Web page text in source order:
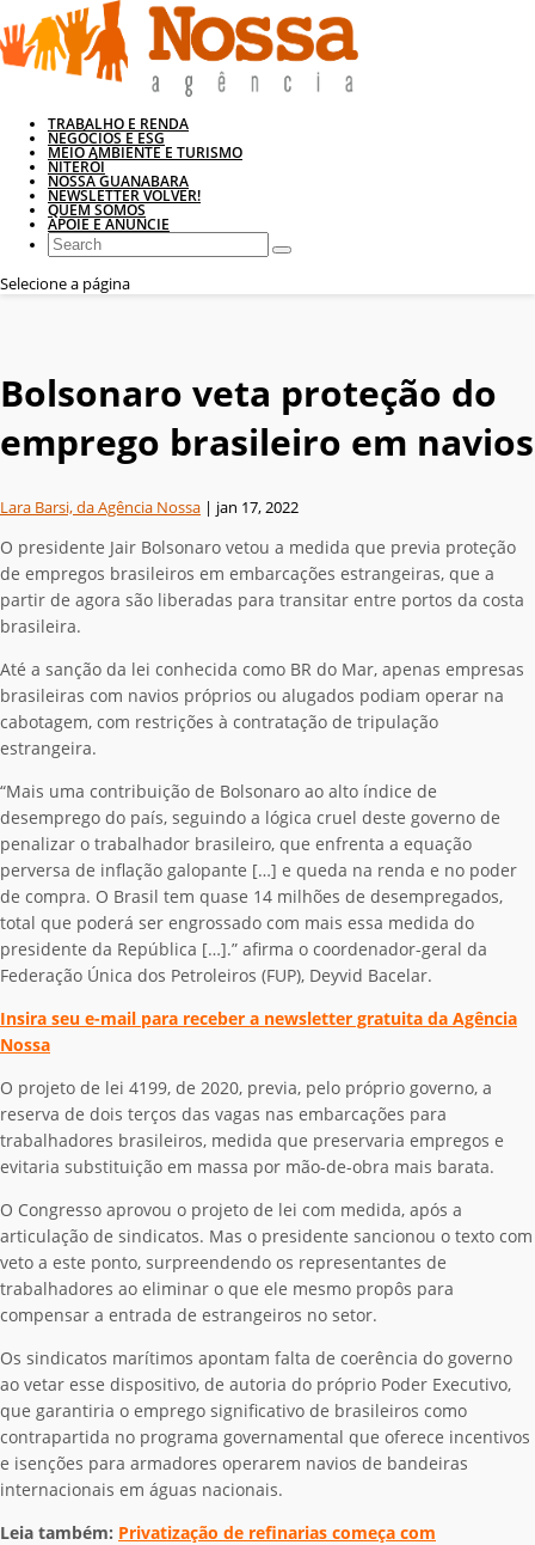
TRABALHO E RENDA
NEGÓCIOS E ESG
MEIO AMBIENTE E TURISMO
NITERÓI
NOSSA GUANABARA
NEWSLETTER VOLVER!
QUEM SOMOS
APOIE E ANUNCIE
Selecione a página
Bolsonaro veta proteção do
emprego brasileiro em navios
Lara Barsi, da Agência Nossa | jan 17, 2022
O presidente Jair Bolsonaro vetou a medida que previa proteção
de empregos brasileiros em embarcações estrangeiras, que a
partir de agora são liberadas para transitar entre portos da costa
brasileira.
Até a sanção da lei conhecida como BR do Mar, apenas empresas
brasileiras com navios próprios ou alugados podiam operar na
cabotagem, com restrições à contratação de tripulação
estrangeira.
“Mais uma contribuição de Bolsonaro ao alto índice de
desemprego do país, seguindo a lógica cruel deste governo de
penalizar o trabalhador brasileiro, que enfrenta a equação
perversa de inflação galopante […] e queda na renda e no poder
de compra. O Brasil tem quase 14 milhões de desempregados,
total que poderá ser engrossado com mais essa medida do
presidente da República […].” afirma o coordenador-geral da
Federação Única dos Petroleiros (FUP), Deyvid Bacelar.
Insira seu e-mail para receber a newsletter gratuita da Agência
Nossa
O projeto de lei 4199, de 2020, previa, pelo próprio governo, a
reserva de dois terços das vagas nas embarcações para
trabalhadores brasileiros, medida que preservaria empregos e
evitaria substituição em massa por mão-de-obra mais barata.
O Congresso aprovou o projeto de lei com medida, após a
articulação de sindicatos. Mas o presidente sancionou o texto com
veto a este ponto, surpreendendo os representantes de
trabalhadores ao eliminar o que ele mesmo propôs para
compensar a entrada de estrangeiros no setor.
Os sindicatos marítimos apontam falta de coerência do governo
ao vetar esse dispositivo, de autoria do próprio Poder Executivo,
que garantiria o emprego significativo de brasileiros como
contrapartida no programa governamental que oferece incentivos
e isenções para armadores operarem navios de bandeiras
internacionais em águas nacionais.
Leia também: Privatização de refinarias começa com